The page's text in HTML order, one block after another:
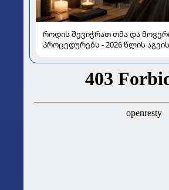
როდის შევიჭრათ თმა და
პროცედურებს - 2026 წლის